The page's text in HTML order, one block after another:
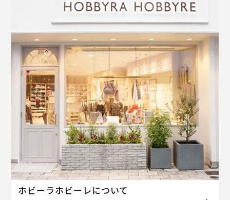
ホビーラホビーレについて